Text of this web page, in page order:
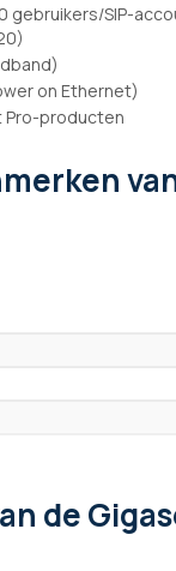
gebruikers/SIP-
on Ethernet)
Pro-producten
de beller
de